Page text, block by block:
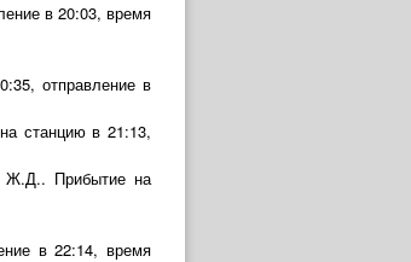
в 20:03, время
отправление в
станцию в 21:13,
Ж.Д.. Прибытие на
в 22:14, время